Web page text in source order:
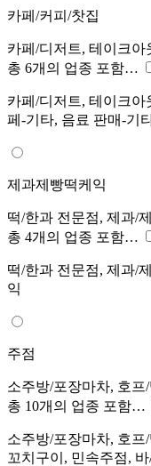
카페/커피/찻집
카페/디저트, 테이크
총 6개의 업종 포함…
카페/디저트, 테이크
페-기타, 음료 판매-기
제과제빵떡케익
떡/한과 전문점, 제과/
총 4개의 업종 포함…
떡/한과 전문점, 제과/
익
주점
소주방/포장마차, 호프
총 10개의 업종 포함…
소주방/포장마차, 호
꼬치구이, 민속주점,